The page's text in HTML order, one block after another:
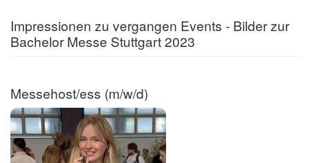
Impressionen zu vergangen Events - Bilder zur
Bachelor Messe Stuttgart 2023
Messehost/ess (m/w/d)